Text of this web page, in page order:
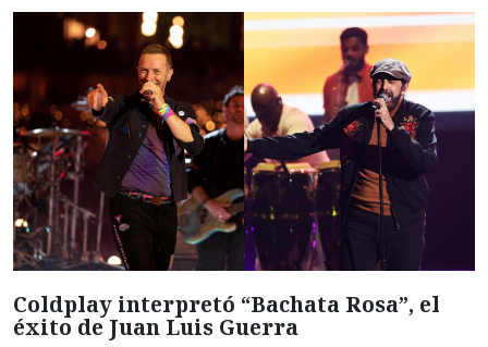
Coldplay interpretó “Bachata Rosa”, el
éxito de Juan Luis Guerra